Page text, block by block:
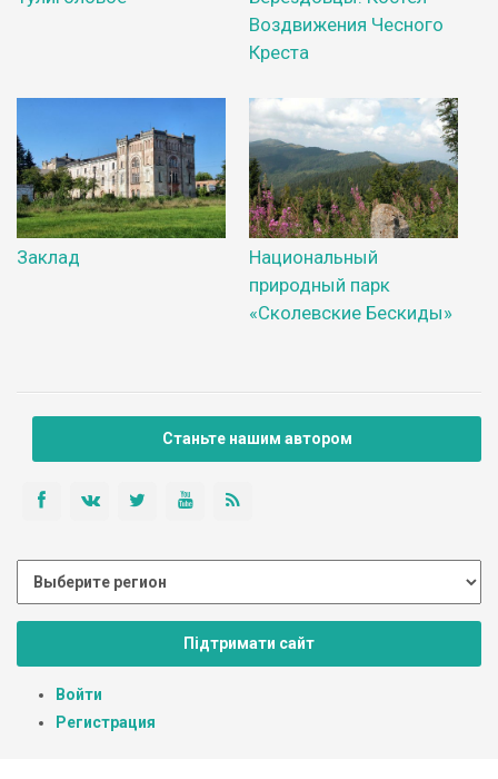
Воздвижения Чесного
Креста
Заклад
Национальный
природный парк
«Сколевские Бескиды»
Станьте нашим автором
Підтримати сайт
Войти
Регистрация